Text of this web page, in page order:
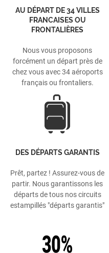
AU DÉPART DE 34 VILLES
FRANCAISES OU
FRONTALIÈRES
Nous vous proposons
forcément un départ près de
chez vous avec 34 aéroports
français ou frontaliers.
DES DÉPARTS GARANTIS
Prêt, partez ! Assurez-vous de
partir. Nous garantissons les
départs de tous nos circuits
estampillés "départs garantis"